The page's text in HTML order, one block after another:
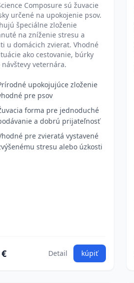
Composure sú žuvacie
určené na upokojenie psov.
špeciálne zloženie
na zníženie stresu a
u domácich zvierat. Vhodné
ako cestovanie, búrky
veternára.
upokojujúce zloženie
pre psov
forma pre jednoduché
a dobrú prijateľnosť
pre zvieratá vystavené
stresu alebo úzkosti
Detail kúpiť